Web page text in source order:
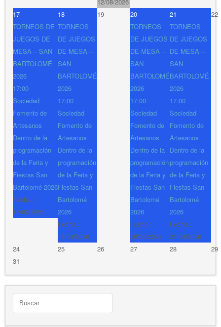
17
TORNEOS DE
JUEGOS DE
MESA – SAN
BARTOLOMÉ
2026
17:00
Sociedad
Fomento de
Artesanos
Dentro de la
programación
de la Feria y
Fiestas San
Bartolomé 2026
Fecha :
17/08/2026
18
TORNEOS
DE JUEGOS
DE MESA –
SAN
BARTOLOMÉ
2026
17:00
Sociedad
Fomento de
Artesanos
Dentro de la
programación
de la Feria y
Fiestas San
Bartolomé
2026
Fecha :
18/08/2026
19
20
TORNEOS
DE JUEGOS
DE MESA –
SAN
BARTOLOMÉ
2026
17:00
Sociedad
Fomento de
Artesanos
Dentro de la
programación
de la Feria y
Fiestas San
Bartolomé
2026
Fecha :
20/08/2026
21
TORNEOS
DE JUEGOS
DE MESA –
SAN
BARTOLOMÉ
2026
17:00
Sociedad
Fomento de
Artesanos
Dentro de la
programación
de la Feria y
Fiestas San
Bartolomé
2026
Fecha :
21/08/2026
22
24 25 26 27 28
29
31